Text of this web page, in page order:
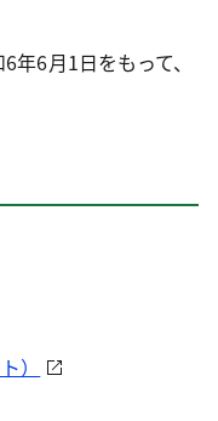
6月1日をもって、
）